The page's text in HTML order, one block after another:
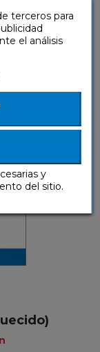
terceros para
el análisis
y
del sitio.